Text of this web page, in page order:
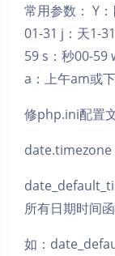
夜间模式
常用参数： Y
01-31 j：天1-
59 s：秒00-59
a：上午am或下
修php.ini配置
date.timezone
所有日期时间
如：